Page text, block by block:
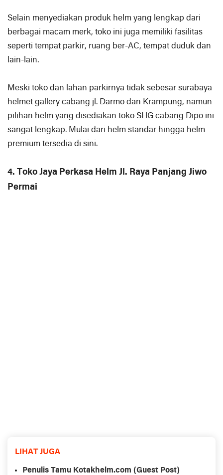
Selain menyediakan produk helm yang lengkap dari
berbagai macam merk, toko ini juga memiliki fasilitas
seperti tempat parkir, ruang ber-AC, tempat duduk dan
lain-lain.
Meski toko dan lahan parkirnya tidak sebesar surabaya
helmet gallery cabang jl. Darmo dan Krampung, namun
pilihan helm yang disediakan toko SHG cabang Dipo ini
sangat lengkap. Mulai dari helm standar hingga helm
premium tersedia di sini.
4. Toko Jaya Perkasa Helm Jl. Raya Panjang Jiwo
Permai
LIHAT JUGA
Penulis Tamu Kotakhelm.com (Guest Post)